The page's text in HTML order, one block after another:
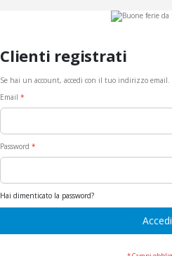
Clienti registrati
Se hai un account, accedi con il tuo indirizzo email.
Email
Password
Hai dimenticato la password?
Accedi